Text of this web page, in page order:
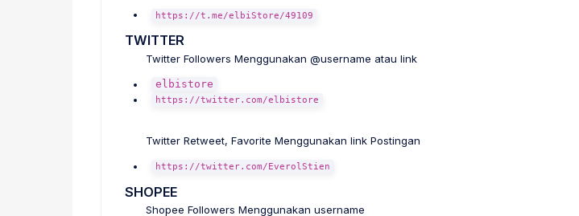
https://t.me/elbiStore/49109
TWITTER
Twitter Followers Menggunakan @username atau link
elbistore
https://twitter.com/elbistore
Twitter Retweet, Favorite Menggunakan link Postingan
https://twitter.com/EverolStien
SHOPEE
Shopee Followers Menggunakan username